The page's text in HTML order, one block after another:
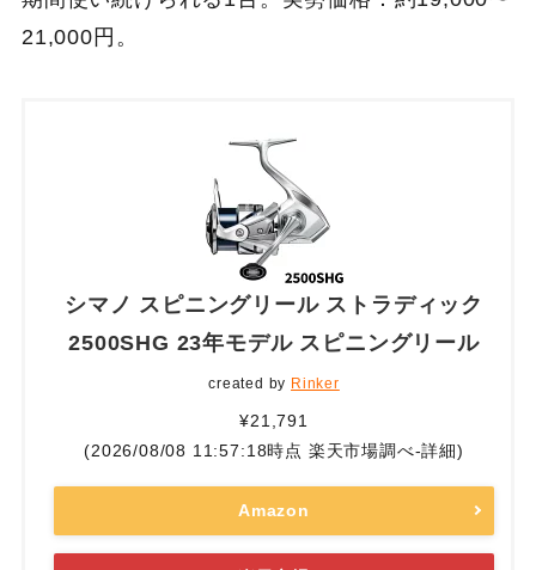
21,000円。
シマノ スピニングリール ストラディック
2500SHG 23年モデル スピニングリール
created by Rinker
¥21,791
(2026/08/08 11:57:18時点 楽天市場調べ-詳細)
Amazon